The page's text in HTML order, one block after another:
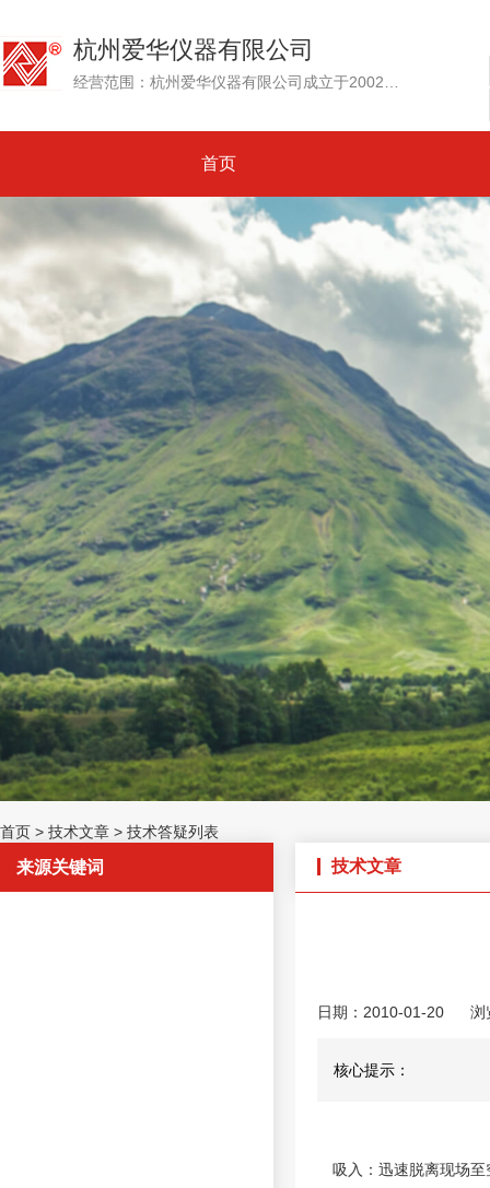
杭州爱华仪器有限公司
首页
首页 > 技术文章 > 技术答疑列表
来源关键词 技术文章
日期：2010-01-20 浏
核心提示：
吸入：迅速脱离现场